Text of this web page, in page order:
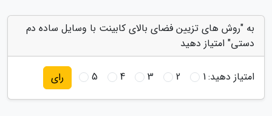
به "روش های تزیین فضای بالای کابینت با وسایل ساده دم
دستی" امتیاز دهید
امتیاز دهید:1
2
3
4
5 رای